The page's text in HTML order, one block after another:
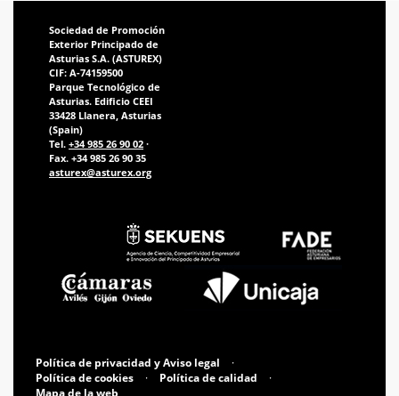
Sociedad de Promoción
Exterior Principado de
Asturias S.A. (ASTUREX)
CIF: A-74159500
Parque Tecnológico de
Asturias. Edificio CEEI
33428 Llanera, Asturias
(Spain)
Tel. +34 985 26 90 02 ·
Fax. +34 985 26 90 35
asturex@asturex.org
Política de privacidad y Aviso legal
·
Política de cookies
· Política de calidad
·
Mapa de la web